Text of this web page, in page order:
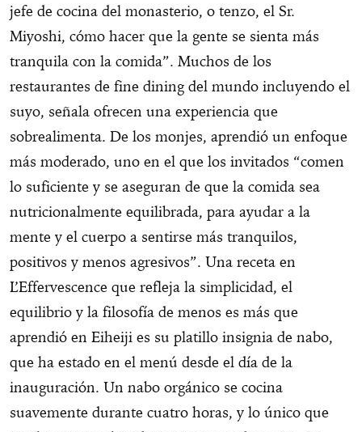
jefe de cocina del monasterio, o tenzo, el Sr.
Miyoshi, cómo hacer que la gente se sienta más
tranquila con la comida”. Muchos de los
restaurantes de fine dining del mundo incluyendo el
suyo, señala ofrecen una experiencia que
sobrealimenta. De los monjes, aprendió un enfoque
más moderado, uno en el que los invitados “comen
lo suficiente y se aseguran de que la comida sea
nutricionalmente equilibrada, para ayudar a la
mente y el cuerpo a sentirse más tranquilos,
positivos y menos agresivos”. Una receta en
L’Effervescence que refleja la simplicidad, el
equilibrio y la filosofía de menos es más que
aprendió en Eiheiji es su platillo insignia de nabo,
que ha estado en el menú desde el día de la
inauguración. Un nabo orgánico se cocina
suavemente durante cuatro horas, y lo único que